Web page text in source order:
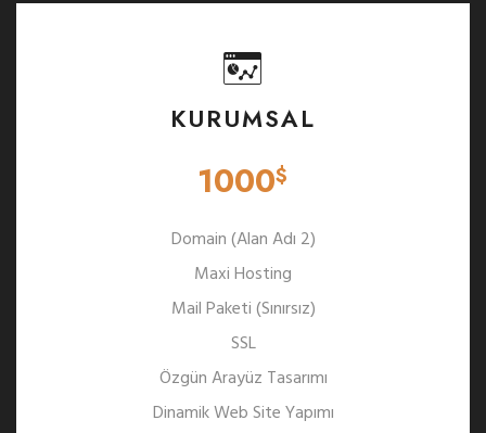
KURUMSAL
1000$
Domain (Alan Adı 2)
Maxi Hosting
Mail Paketi (Sınırsız)
SSL
Özgün Arayüz Tasarımı
Dinamik Web Site Yapımı